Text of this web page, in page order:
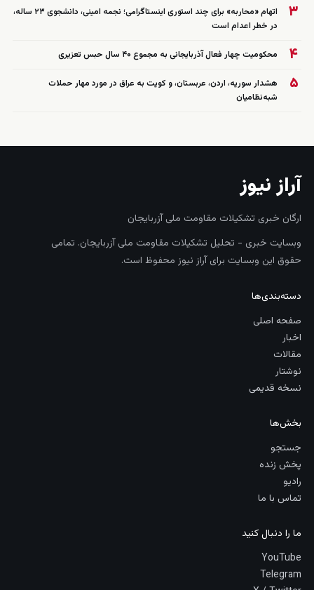
۳
اتهام «محاربه» برای چند استوری اینستاگرامی؛ نجمه امینی، دانشجوی ۲۳ ساله،
در خطر اعدام است
۴ محکومیت چهار فعال آذربایجانی به مجموع ۴۰ سال حبس تعزیری
۵
هشدار سوریه، اردن، عربستان، و کویت به عراق در مورد مهار حملات
شبه‌نظامیان
آراز نیوز
ارگان خبری تشکیلات مقاومت ملی آزربایجان
وبسایت خبری - تحلیل تشکیلات مقاومت ملی آزربایجان. تمامی
حقوق این وبسایت برای آراز نیوز محفوظ است.
دسته‌بندی‌ها
صفحه اصلی
اخبار
مقالات
نوشتار
نسخه قدیمی
بخش‌ها
جستجو
پخش زنده
رادیو
تماس با ما
ما را دنبال کنید
YouTube
Telegram